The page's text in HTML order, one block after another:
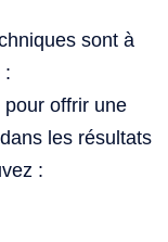
sont à
:
offrir une
les résultats
: